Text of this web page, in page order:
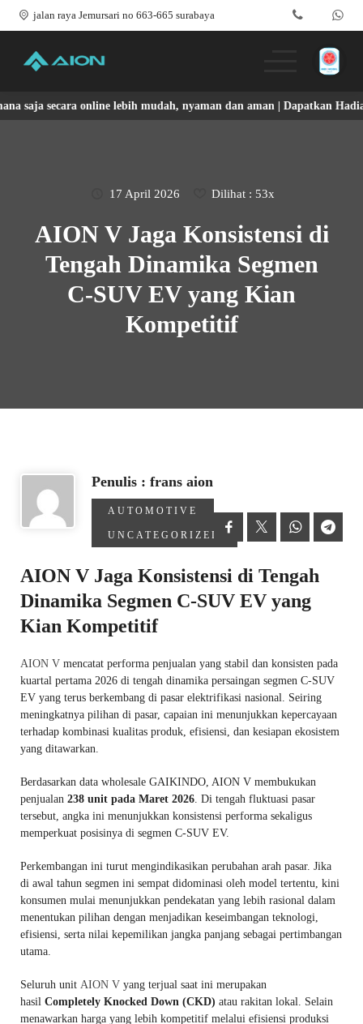
jalan raya Jemursari no 663-665 surabaya
Produk
Blog
Simulasi Kredit
secara online lebih mudah, nyaman dan aman | Dapatkan Hadiah
17 April 2026 Dilihat : 53x
AION V Jaga Konsistensi di
Tengah Dinamika Segmen
C-SUV EV yang Kian
Kompetitif
Penulis : frans aion
AUTOMOTIVE
UNCATEGORIZED
AION V Jaga Konsistensi di Tengah
Dinamika Segmen C-SUV EV yang
Kian Kompetitif
AION V mencatat performa penjualan yang stabil dan konsisten pada
kuartal pertama 2026 di tengah dinamika persaingan segmen C-SUV
EV yang terus berkembang di pasar elektrifikasi nasional. Seiring
meningkatnya pilihan di pasar, capaian ini menunjukkan kepercayaan
terhadap kombinasi kualitas produk, efisiensi, dan kesiapan ekosistem
yang ditawarkan.
Berdasarkan data wholesale GAIKINDO, AION V membukukan
penjualan 238 unit pada Maret 2026. Di tengah fluktuasi pasar
tersebut, angka ini menunjukkan konsistensi performa sekaligus
memperkuat posisinya di segmen C-SUV EV.
Perkembangan ini turut mengindikasikan perubahan arah pasar. Jika
di awal tahun segmen ini sempat didominasi oleh model tertentu, kini
konsumen mulai menunjukkan pendekatan yang lebih rasional dalam
menentukan pilihan dengan menjadikan keseimbangan teknologi,
efisiensi, serta nilai kepemilikan jangka panjang sebagai pertimbangan
utama.
Seluruh unit AION V yang terjual saat ini merupakan
hasil Completely Knocked Down (CKD) atau rakitan lokal. Selain
menawarkan harga yang lebih kompetitif melalui efisiensi produksi